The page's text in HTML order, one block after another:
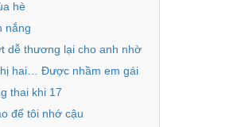
hè
nắng
dễ thương lại cho anh nhờ
hai… Được nhầm em gái
thai khi 17
để tôi nhớ cậu